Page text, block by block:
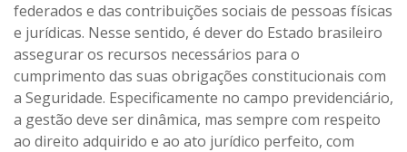
federados e das contribuições sociais de pessoas físicas
e jurídicas. Nesse sentido, é dever do Estado brasileiro
assegurar os recursos necessários para o
cumprimento das suas obrigações constitucionais com
a Seguridade. Especificamente no campo previdenciário,
a gestão deve ser dinâmica, mas sempre com respeito
ao direito adquirido e ao ato jurídico perfeito, com